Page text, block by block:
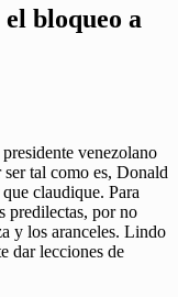
bloqueo a
venezolano
tal como es, Donald
claudique. Para
predilectas, por no
y los aranceles. Lindo
dar lecciones de